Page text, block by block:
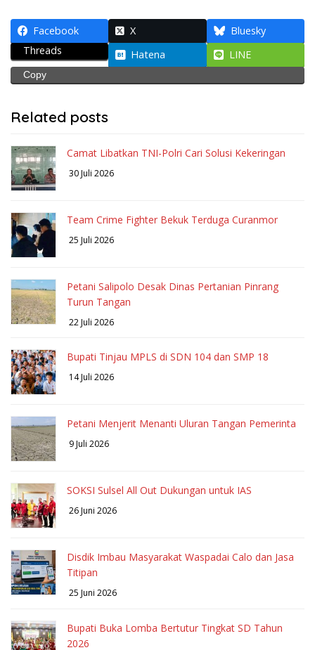
Facebook X
Bluesky
Threads
Hatena LINE
Copy
Related posts
Camat Libatkan TNI-Polri Cari Solusi Kekeringan
30 Juli 2026
Team Crime Fighter Bekuk Terduga Curanmor
25 Juli 2026
Petani Salipolo Desak Dinas Pertanian Pinrang
Turun Tangan
22 Juli 2026
Bupati Tinjau MPLS di SDN 104 dan SMP 18
14 Juli 2026
Petani Menjerit Menanti Uluran Tangan Pemerinta
9 Juli 2026
SOKSI Sulsel All Out Dukungan untuk IAS
26 Juni 2026
Disdik Imbau Masyarakat Waspadai Calo dan Jasa
Titipan
25 Juni 2026
Bupati Buka Lomba Bertutur Tingkat SD Tahun
2026